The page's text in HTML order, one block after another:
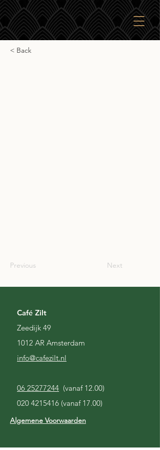
< Back
Previous Next
Café Zilt
Zeedijk 49
1012 AR Amsterdam
info@cafezilt.nl
06 25277244 (vanaf 12.00)
020 4215416 (vanaf 17.00)
Algemene Voorwaarden